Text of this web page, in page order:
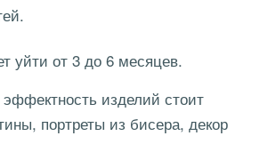
уйти от 3 до 6 месяцев.
изделий стоит
портреты из бисера, декор